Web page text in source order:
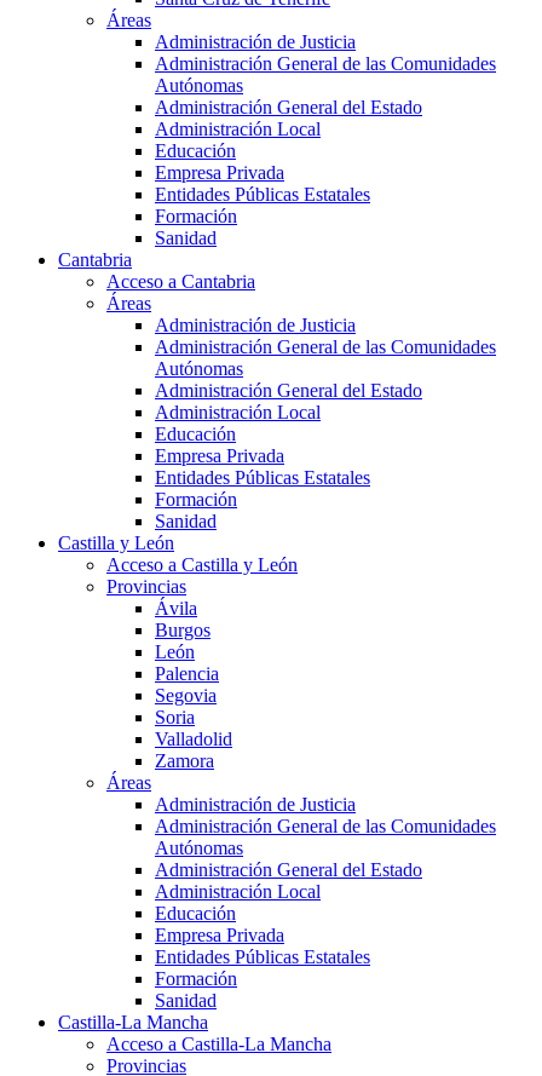
Áreas
Administración de Justicia
Administración General de las Comunidades
Autónomas
Administración General del Estado
Administración Local
Educación
Empresa Privada
Entidades Públicas Estatales
Formación
Sanidad
Cantabria
Acceso a Cantabria
Áreas
Administración de Justicia
Administración General de las Comunidades
Autónomas
Administración General del Estado
Administración Local
Educación
Empresa Privada
Entidades Públicas Estatales
Formación
Sanidad
Castilla y León
Acceso a Castilla y León
Provincias
Ávila
Burgos
León
Palencia
Segovia
Soria
Valladolid
Zamora
Áreas
Administración de Justicia
Administración General de las Comunidades
Autónomas
Administración General del Estado
Administración Local
Educación
Empresa Privada
Entidades Públicas Estatales
Formación
Sanidad
Castilla-La Mancha
Acceso a Castilla-La Mancha
Provincias